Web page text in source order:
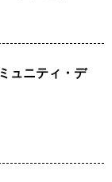
ュニティ・デ